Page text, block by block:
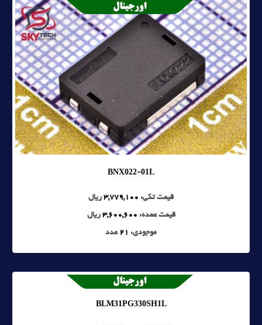
BNX022-01L
قیمت تکی: 3,779,100 ریال
قیمت عمده: 3,600,600 ریال
موجودی: 21 عدد
BLM31PG330SH1L